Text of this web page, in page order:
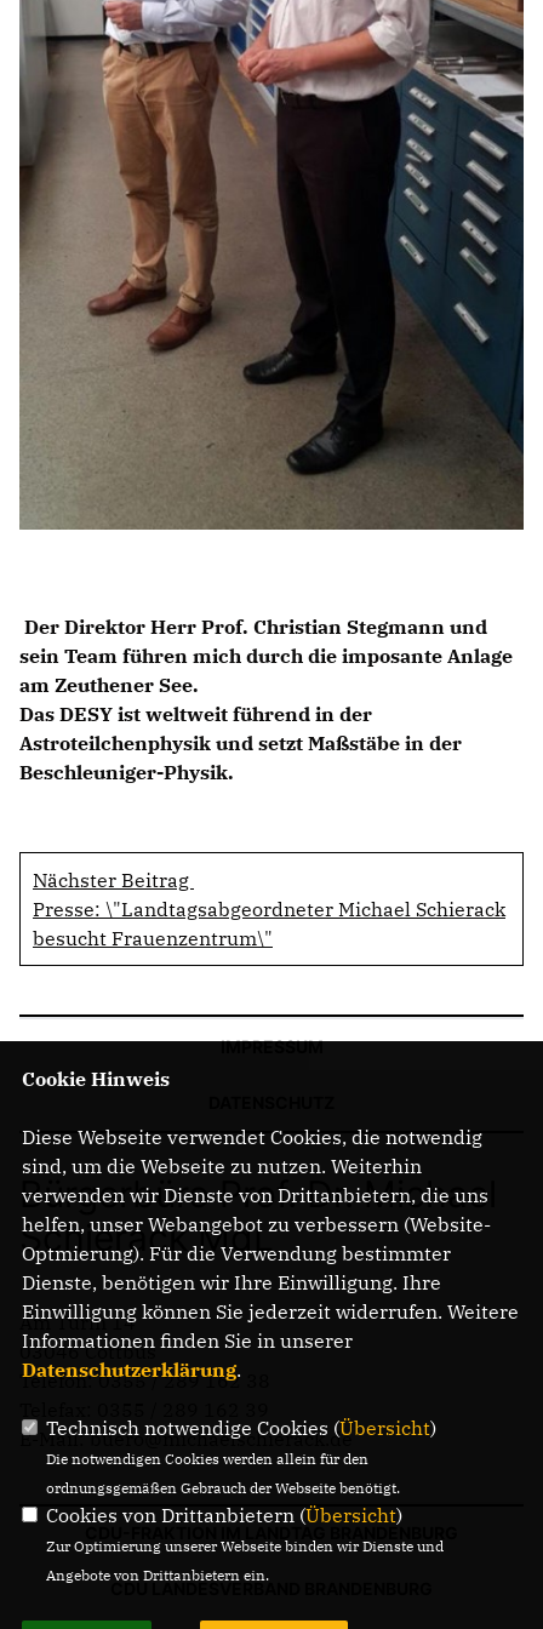
Der Direktor Herr Prof. Christian Stegmann und
sein Team führen mich durch die imposante Anlage
am Zeuthener See.
Das DESY ist weltweit führend in der
Astroteilchenphysik und setzt Maßstäbe in der
Beschleuniger-Physik.
Nächster Beitrag
Presse: \"Landtagsabgeordneter Michael Schierack
besucht Frauenzentrum\"
IMPRESSUM
Bürgerbüro Prof. Dr. Michael
Schierack MdL
Am Turm 14
03046 Cottbus
Telefon: 0355 / 289 162 38
E-Mail: buero@michaelschierack.de
Cookie Hinweis
Diese Webseite verwendet Cookies, die notwendig
sind, um die Webseite zu nutzen. Weiterhin
verwenden wir Dienste von Drittanbietern, die uns
helfen, unser Webangebot zu verbessern (Website-
Optmierung). Für die Verwendung bestimmter
Dienste, benötigen wir Ihre Einwilligung. Ihre
Einwilligung können Sie jederzeit widerrufen. Weitere
Informationen finden Sie in unserer
Datenschutzerklärung.
Technisch notwendige Cookies (Übersicht)
Die notwendigen Cookies werden allein für den
ordnungsgemäßen Gebrauch der Webseite benötigt.
Cookies von Drittanbietern (Übersicht)
Zur Optimierung unserer Webseite binden wir Dienste und
Angebote von Drittanbietern ein.